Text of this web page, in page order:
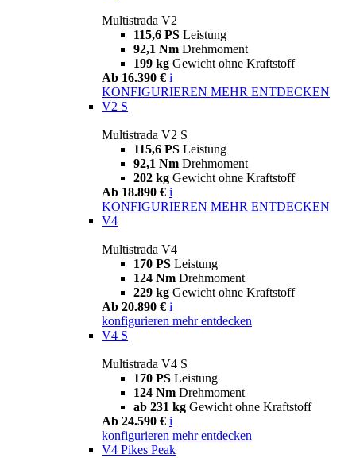
Multistrada V2
115,6 PS Leistung
92,1 Nm Drehmoment
199 kg Gewicht ohne Kraftstoff
Ab 16.390 € i
KONFIGURIEREN MEHR ENTDECKEN
V2 S
Multistrada V2 S
115,6 PS Leistung
92,1 Nm Drehmoment
202 kg Gewicht ohne Kraftstoff
Ab 18.890 € i
KONFIGURIEREN MEHR ENTDECKEN
V4
Multistrada V4
170 PS Leistung
124 Nm Drehmoment
229 kg Gewicht ohne Kraftstoff
Ab 20.890 € i
konfigurieren mehr entdecken
V4 S
Multistrada V4 S
170 PS Leistung
124 Nm Drehmoment
ab 231 kg Gewicht ohne Kraftstoff
Ab 24.590 € i
konfigurieren mehr entdecken
V4 Pikes Peak